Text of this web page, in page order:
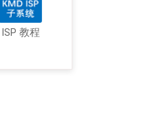
ISP 教程